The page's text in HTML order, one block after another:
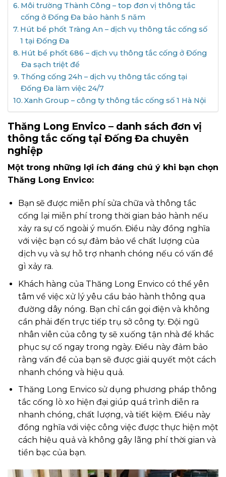
Môi trường Thành Công – top đơn vị thông tắc
cống ở Đống Đa bảo hành 5 năm
Hút bể phốt Tràng An – dịch vụ thông tắc cống số
1 tại Đống Đa
Hút bể phốt 686 – dịch vụ thông tắc cống ở Đống
Đa sạch triệt để
Thống cống 24h – dịch vụ thông tắc cống tại
Đống Đa làm việc 24/7
Xanh Group – công ty thông tắc cống số 1 Hà Nội
Thăng Long Envico – danh sách đơn vị
thông tắc cống tại Đống Đa chuyên
nghiệp
Một trong những lợi ích đáng chú ý khi bạn chọn
Thăng Long Envico:
Bạn sẽ được miễn phí sửa chữa và thông tắc
cống lại miễn phí trong thời gian bảo hành nếu
xảy ra sự cố ngoài ý muốn. Điều này đồng nghĩa
với việc bạn có sự đảm bảo về chất lượng của
dịch vụ và sự hỗ trợ nhanh chóng nếu có vấn đề
gì xảy ra.
Khách hàng của Thăng Long Envico có thể yên
tâm về việc xử lý yêu cầu bảo hành thông qua
đường dây nóng. Bạn chỉ cần gọi điện và không
cần phải đến trực tiếp trụ sở công ty. Đội ngũ
nhân viên của công ty sẽ xuống tận nhà để khắc
phục sự cố ngay trong ngày. Điều này đảm bảo
rằng vấn đề của bạn sẽ được giải quyết một cách
nhanh chóng và hiệu quả.
Thăng Long Envico sử dụng phương pháp thông
tắc cống lò xo hiện đại giúp quá trình diễn ra
nhanh chóng, chất lượng, và tiết kiệm. Điều này
đồng nghĩa với việc công việc được thực hiện một
cách hiệu quả và không gây lãng phí thời gian và
tiền bạc của bạn.